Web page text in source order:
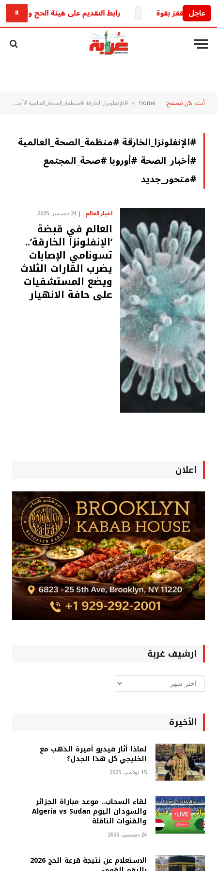
عاجل رابط التقديم على هيئة الحج والعمرة العراقية 2027.. خطوات التسجيل والشروط والخدمات
⏸
أنت الآن تتصفح: Home
» #الإنفلونزا_الخارقة #منظمة_الصحة_العالمية #أخبار_الصحة #أوروبا #صحة_المجتمع #متحور_جديد
#الإنفلونزا_الخارقة #منظمة_الصحة_العالمية
#أخبار_الصحة #أوروبا #صحة_المجتمع
#متحور_جديد
اخبار العالم 24 ديسمبر، 2025
العالم في قبضة
‘الإنفلونزا الخارقة’..
تسونامي الإصابات
يضرب القارات الثلاث
ويضع المستشفيات
على حافة الانهيار
اعلان
ارشيف غربة
ارشيف
غربة
الأخيرة
لماذا أثار فيديو أميرة الذهب مع
الخليجي كل هذا الجدل؟
15 نوفمبر، 2025
لقاء السحاب.. موعد مباراة الجزائر
والسودان اليوم Algeria vs Sudan
والقنوات الناقلة
24 ديسمبر، 2025
الاستعلام عن نتيجة قرعة الحج 2026